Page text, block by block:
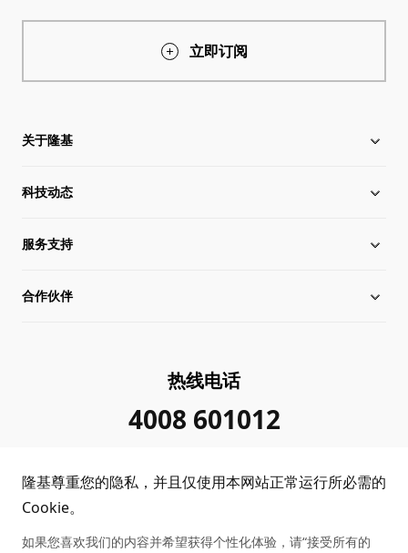
立即订阅
关于隆基
关于隆基
全球化布局
管理层信息
投诉举报
科技动态
硅片价格
行业动态
服务支持
下载中心
客户问题反馈
合作伙伴
协同创新合作
热线电话
4008 601012
隆基尊重您的隐私，并且仅使用本网站正常运行所必需的
Cookie。
如果您喜欢我们的内容并希望获得个性化体验，请“接受所有的